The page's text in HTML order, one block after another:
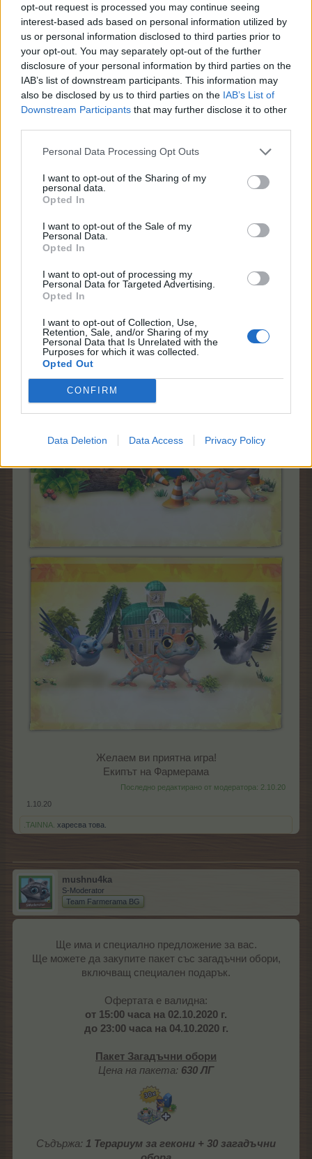
opt-out request is processed you may continue seeing
interest-based ads based on personal information utilized by
us or personal information disclosed to third parties prior to
your opt-out. You may separately opt-out of the further
disclosure of your personal information by third parties on the
IAB’s list of downstream participants. This information may
also be disclosed by us to third parties on the IAB’s List of
Downstream Participants that may further disclose it to other
Personal Data Processing Opt Outs
I want to opt-out of the Sharing of my
personal data.
Opted In
I want to opt-out of the Sale of my
Personal Data.
Opted In
I want to opt-out of processing my
Personal Data for Targeted Advertising.
Opted In
I want to opt-out of Collection, Use,
Retention, Sale, and/or Sharing of my
Personal Data that Is Unrelated with the
Purposes for which it was collected.
Opted Out
CONFIRM
Data Deletion Data Access Privacy Policy
Терариум
за гекони​
3​ влечуго​ --​ 14:00​ 11:12​
дроздове
Гнездо за
дроздове
оранжево​
3​ птица​ --​ 14:24​
постоянен куест
Повече информация за него можете да намерите тук:
Куестовете в читалището
Желаем ви приятна игра!
Екипът на Фармерама​
Последно редактирано от модератора: 2.10.20
1.10.20
.TAINNA. харесва това.
mushnu4ka
S-Moderator
Team Farmerama BG
Ще има и специално предложение за вас.
Ще можете да закупите пакет със загадъчни обори,
включващ специален подарък.
Офертата е валидна:
от 15:00 часа на 02.10.2020 г.
до 23:00 часа на 04.10.2020 г.
Пакет Загадъчни обори
Цена на пакета: 630 ЛГ
Съдържа: 1 Терариум за гекони + 30 загадъчни